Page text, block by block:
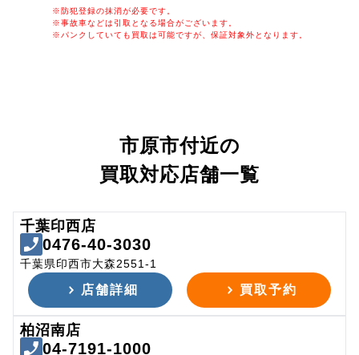
※防犯登録の抹消が必要です。
※事故車などは引取となる場合がございます。
※パンクしていても買取は可能ですが、保証対象外となります。
市原市付近の
買取対応店舗一覧
千葉印西店
0476-40-3030
千葉県印西市大森2551-1
店舗詳細 買取予約
柏沼南店
04-7191-1000